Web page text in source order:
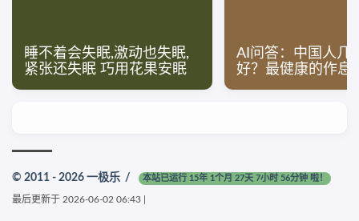
睡不着会失眠,激动也失眠,
紧张还失眠 巧用花果安眠
AI问答：中国人几
好？最健康的作息
© 2011 - 2026 一极乐 / 本站已运行 15年 1个月 27天 7小时 56分钟 啦！
最后更新于 2026-06-02 06:43